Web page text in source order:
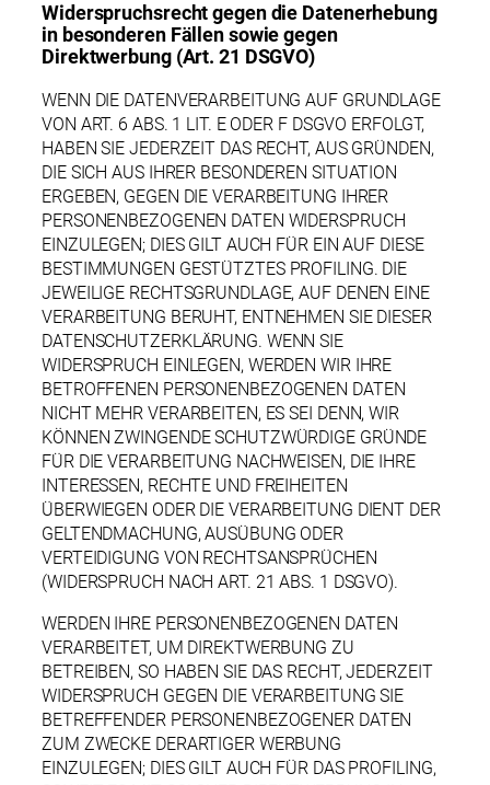
Widerspruchsrecht gegen die Datenerhebung
in besonderen Fällen sowie gegen
Direktwerbung (Art. 21 DSGVO)
WENN DIE DATENVERARBEITUNG AUF GRUNDLAGE
VON ART. 6 ABS. 1 LIT. E ODER F DSGVO ERFOLGT,
HABEN SIE JEDERZEIT DAS RECHT, AUS GRÜNDEN,
DIE SICH AUS IHRER BESONDEREN SITUATION
ERGEBEN, GEGEN DIE VERARBEITUNG IHRER
PERSONENBEZOGENEN DATEN WIDERSPRUCH
EINZULEGEN; DIES GILT AUCH FÜR EIN AUF DIESE
BESTIMMUNGEN GESTÜTZTES PROFILING. DIE
JEWEILIGE RECHTSGRUNDLAGE, AUF DENEN EINE
VERARBEITUNG BERUHT, ENTNEHMEN SIE DIESER
DATENSCHUTZERKLÄRUNG. WENN SIE
WIDERSPRUCH EINLEGEN, WERDEN WIR IHRE
BETROFFENEN PERSONENBEZOGENEN DATEN
NICHT MEHR VERARBEITEN, ES SEI DENN, WIR
KÖNNEN ZWINGENDE SCHUTZWÜRDIGE GRÜNDE
FÜR DIE VERARBEITUNG NACHWEISEN, DIE IHRE
INTERESSEN, RECHTE UND FREIHEITEN
ÜBERWIEGEN ODER DIE VERARBEITUNG DIENT DER
GELTENDMACHUNG, AUSÜBUNG ODER
VERTEIDIGUNG VON RECHTSANSPRÜCHEN
(WIDERSPRUCH NACH ART. 21 ABS. 1 DSGVO).
WERDEN IHRE PERSONENBEZOGENEN DATEN
VERARBEITET, UM DIREKTWERBUNG ZU
BETREIBEN, SO HABEN SIE DAS RECHT, JEDERZEIT
WIDERSPRUCH GEGEN DIE VERARBEITUNG SIE
BETREFFENDER PERSONENBEZOGENER DATEN
ZUM ZWECKE DERARTIGER WERBUNG
EINZULEGEN; DIES GILT AUCH FÜR DAS PROFILING,